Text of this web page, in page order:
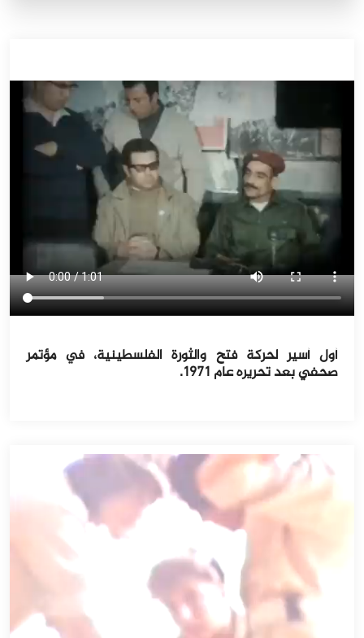
أول أسير لحركة فتح والثورة الفلسطينية، في مؤتمر
صحفي بعد تحريره عام ١٩٧١.